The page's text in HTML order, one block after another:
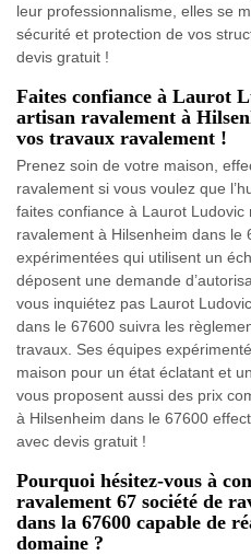
leur professionnalisme, elles se
sécurité et protection de vos
devis gratuit !
Faites confiance à Laurot
artisan ravalement à
vos travaux ravalement !
Prenez soin de votre maison,
ravalement si vous voulez que
faites confiance à Laurot Ludovic
ravalement à Hilsenheim dans
expérimentées qui utilisent un
déposent une demande
vous inquiétez pas Laurot
dans le 67600 suivra les
travaux. Ses équipes
maison pour un état éclatant et
vous proposent aussi des prix
à Hilsenheim dans le 67600
avec devis gratuit !
Pourquoi hésitez-vous à
ravalement 67 société de
dans la 67600 capable de
domaine ?